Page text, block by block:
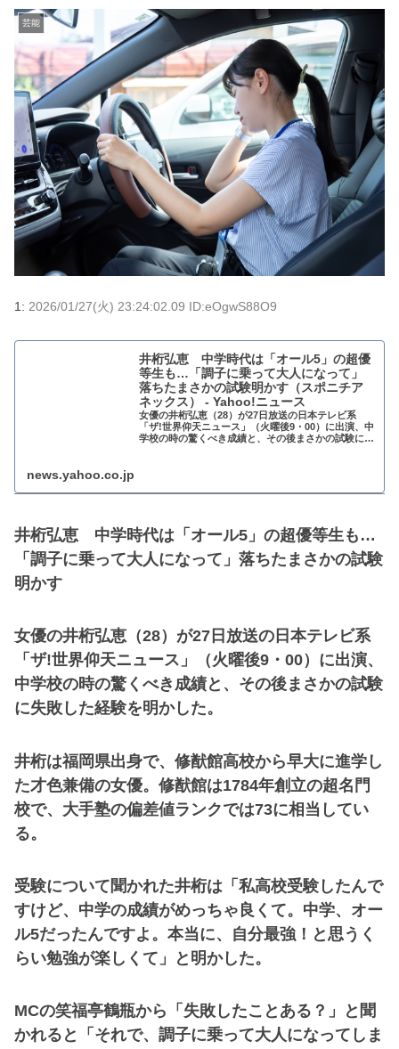
芸能
1: 2026/01/27(火) 23:24:02.09 ID:eOgwS88O9
井桁弘恵 中学時代は「オール5」の超優
等生も…「調子に乗って大人になって」
落ちたまさかの試験明かす（スポニチア
ネックス） - Yahoo!ニュース
女優の井桁弘恵（28）が27日放送の日本テレビ系
「ザ!世界仰天ニュース」（火曜後9・00）に出演、中
学校の時の驚くべき成績と、その後まさかの試験に失
news.yahoo.co.jp
井桁弘恵 中学時代は「オール5」の超優等生も…
「調子に乗って大人になって」落ちたまさかの試験
明かす
女優の井桁弘恵（28）が27日放送の日本テレビ系
「ザ!世界仰天ニュース」（火曜後9・00）に出演、
中学校の時の驚くべき成績と、その後まさかの試験
に失敗した経験を明かした。
井桁は福岡県出身で、修猷館高校から早大に進学し
た才色兼備の女優。修猷館は1784年創立の超名門
校で、大手塾の偏差値ランクでは73に相当してい
る。
受験について聞かれた井桁は「私高校受験したんで
すけど、中学の成績がめっちゃ良くて。中学、オー
ル5だったんですよ。本当に、自分最強！と思うく
らい勉強が楽しくて」と明かした。
MCの笑福亭鶴瓶から「失敗したことある？」と聞
かれると「それで、調子に乗って大人になってしま